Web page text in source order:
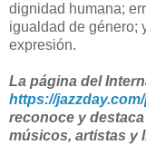
dignidad humana;
igualdad de género;
expresión.
La página del
https://
reconoce y
músicos, artistas y